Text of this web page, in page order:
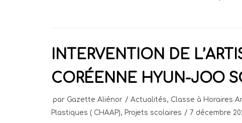
INTERVENTION DE
CORÉENNE HYUN-JOO
par Gazette Aliénor Actualités, Classe à Horaires
Plastiques ( CHAAP), Projets scolaires 7 décembre